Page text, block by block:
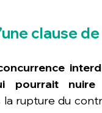
clause
pourrait
rupture du